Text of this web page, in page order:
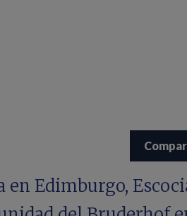
en Edimburgo,